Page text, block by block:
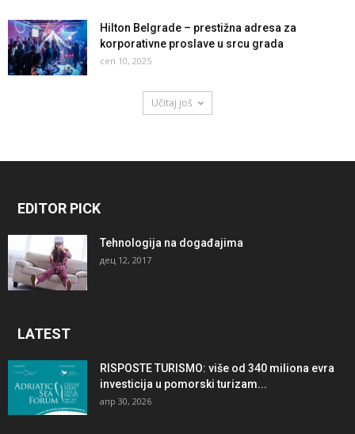
Hilton Belgrade – prestižna adresa za
korporativne proslave u srcu grada
сеп 10, 2025
Učitaj još
EDITOR PICK
Tehnologija na događajima
дец 12, 2017
LATEST
RISPOSTE TURISMO: više od 340 miliona evra
investicija u pomorski turizam...
апр 30, 2026